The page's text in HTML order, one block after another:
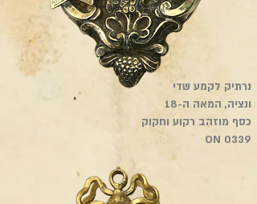
נרתיק לקמע שדי
ונציה, המאה ה-18
כסף מוזהב רקוע וחקוק
ON 0339